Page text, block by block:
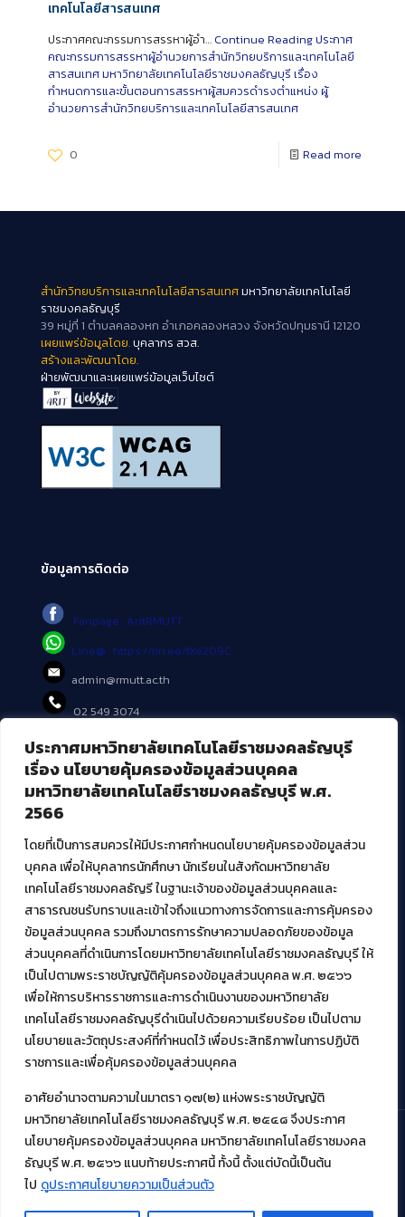
ประกาศมหาวิทยาลัยเทคโนโลยีราชมงคลธัญบุรี
เรื่อง นโยบายคุ้มครองข้อมูลส่วนบุคคล
มหาวิทยาลัยเทคโนโลยีราชมงคลธัญบุรี พ.ศ.
2566
โดยที่เป็นการสมควรให้มีประกาศกำหนดนโยบายคุ้มครองข้อมูลส่วน
บุคคล เพื่อให้บุคลากรนักศึกษา นักเรียนในสังกัดมหาวิทยาลัย
เทคโนโลยีราชมงคลธัญรี ในฐานะเจ้าของข้อมูลส่วนบุคคลและ
สาธารณชนรับทราบและเข้าใจถึงแนวทางการจัดการและการคุ้มครอง
ข้อมูลส่วนบุคคล รวมถึงมาตรการรักษาความปลอดภัยของข้อมูล
ส่วนบุคคลที่ดำเนินการโดยมหาวิทยาลัยเทคโนโลยีราชมงคลธัญบุรี ให้
เป็นไปตามพระราชบัญญัติคุ้มครองข้อมูลส่วนบุคคล พ.ศ. ๒๕๖๖
เพื่อให้การบริหารราชการและการดำเนินงานของมหาวิทยาลัย
เทคโนโลยีราชมงคลธัญบุรีดำเนินไปด้วยความเรียบร้อย เป็นไปตาม
นโยบายและวัตถุประสงค์ที่กำหนดไว้ เพื่อประสิทธิภาพในการปฏิบัติ
ราชการและเพื่อคุ้มครองข้อมูลส่วนบุคคล
อาศัยอำนาจตามความในมาตรา ๑๗(๒) แห่งพระราชบัญญัติ
มหาวิทยาลัยเทคโนโลยีราชมงคลธัญบุรี พ.ศ. ๒๕๔๘ จึงประกาศ
นโยบายคุ้มครองข้อมูลส่วนบุคคล มหาวิทยาลัยเทคโนโลยีราชมงคล
ธัญบุรี พ.ศ. ๒๕๖๖ แนบท้ายประกาศนี้ ทั้งนี้ ตั้งแต่บัดนี้เป็นต้น
ไป ดูประกาศนโยบายความเป็นส่วนตัว
เทคโนโลยีสารสนเทศ
ประกาศคณะกรรมการสรรหาผู้อำ… Continue Readingประกาศ
คณะกรรมการสรรหาผู้อำนวยการสำนักวิทยบริการและเทคโนโลยี
สารสนเทศ มหาวิทยาลัยเทคโนโลยีราชมงคลธัญบุรี เรื่อง
กำหนดการและขั้นตอนการสรรหาผู้สมควรดำรงตำแหน่ง ผู้
อำนวยการสำนักวิทยบริการและเทคโนโลยีสารสนเทศ
0 Read more
สำนักวิทยบริการและเทคโนโลยีสารสนเทศมหาวิทยาลัยเทคโนโลยี
ราชมงคลธัญบุรี
39 หมู่ที่ 1 ตำบลคลองหก อำเภอคลองหลวง จังหวัดปทุมธานี 12120
เผยแพร่ข้อมูลโดย.บุคลากร สวส.
สร้างและพัฒนาโดย.
ฝ่ายพัฒนาและเผยแพร่ข้อมูลเว็บไซต์
ข้อมูลการติดต่อ
Fanpage : AritRMUTT
Line@ : https://lin.ee/tXe209C
admin@rmutt.ac.th
02 549 3074
บริการอื่นๆ ของ สวส.
ศูนย์สื่อดิจิทัล
ศูนย์นวัตกรรมและความรู้
สมัยใหม่ (MoSeC)
งานบริการวิชาการให้กับหน่วยงานภายนอก
โครงการส่งเสริมและพัฒนาผู้ประกอบการ SME โดย. มทร.ธัญบุรี
กิจกรรมการเชื่อมโยงเครือข่ายผู้ให้บริการเครื่องจักรกลทางการ
เกษตร ภายใต้โครงการส่งเสริมการรแปรรูปสินค้าเกษตรระดับชุมชน
กรมส่งเสริมอุตสาหกรรม
โครงการยกระดับเศรษฐกิจและสังคมรายตำบลแบบบูรณาการ (1
ตำบล 1 มหาวิทยาลัย)
© 2021 สำนักวิทยบริการและเทคโนโลยีสารสนเทศ มหาวิทยาลัย
เทคโนโลยีราชมงคลธัญบุรี